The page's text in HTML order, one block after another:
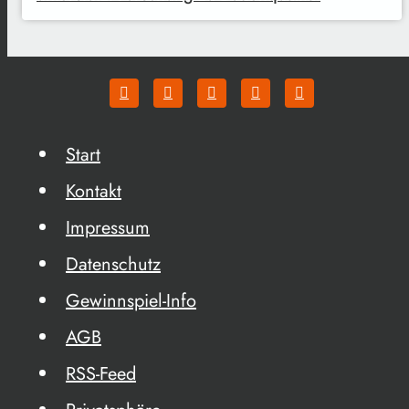
Start
Kontakt
Impressum
Datenschutz
Gewinnspiel-Info
AGB
RSS-Feed